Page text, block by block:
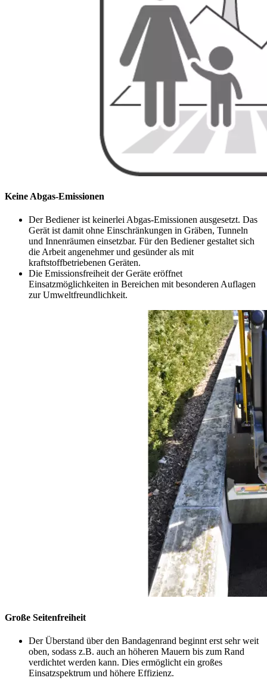
Keine Abgas-Emissionen
Der Bediener ist keinerlei Abgas-Emissionen ausgesetzt. Das
Gerät ist damit ohne Einschränkungen in Gräben, Tunneln
und Innenräumen einsetzbar. Für den Bediener gestaltet sich
die Arbeit angenehmer und gesünder als mit
kraftstoffbetriebenen Geräten.
Die Emissionsfreiheit der Geräte eröffnet
Einsatzmöglichkeiten in Bereichen mit besonderen Auflagen
zur Umweltfreundlichkeit.
Große Seitenfreiheit
Der Überstand über den Bandagenrand beginnt erst sehr weit
oben, sodass z.B. auch an höheren Mauern bis zum Rand
verdichtet werden kann. Dies ermöglicht ein großes
Einsatzspektrum und höhere Effizienz.